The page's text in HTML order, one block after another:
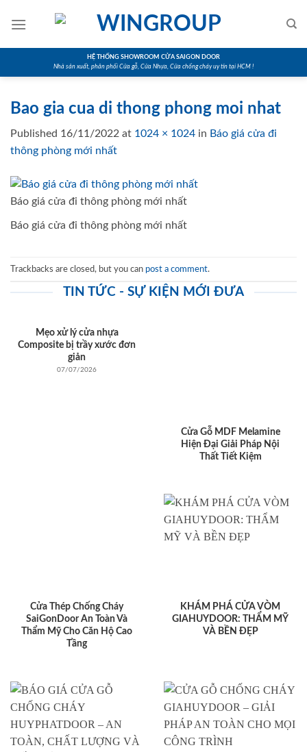
HỆ THỐNG SHOWROOM CỬA SAIGON DOOR
Nhà sản xuất, phân phối Cửa gỗ, Cửa Nhựa, Cửa chống cháy uy tín tại HCM !
Bao gia cua di thong phong moi nhat
Published 16/11/2022 at 1024 × 1024 in Báo giá cửa đi
thông phòng mới nhất
Báo giá cửa đi thông phòng mới nhất
Báo giá cửa đi thông phòng mới nhất
Trackbacks are closed, but you can post a comment.
TIN TỨC - SỰ KIỆN MỚI ĐƯA
Mẹo xử lý cửa nhựa
Composite bị trầy xước đơn
giản
07/07/2026
Cửa Gỗ MDF Melamine
Hiện Đại Giải Pháp Nội
Thất Tiết Kiệm
Cửa Thép Chống Cháy
SaiGonDoor An Toàn Và
Thẩm Mỹ Cho Căn Hộ Cao
Tầng
KHÁM PHÁ CỬA VÒM
GIAHUYDOOR: THẨM MỸ
VÀ BỀN ĐẸP